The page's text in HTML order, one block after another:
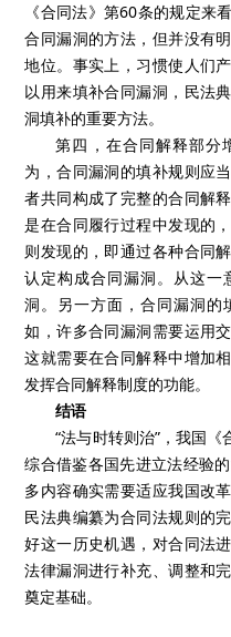
《合同法》第60条的规定来
合同漏洞的方法，但并没有
地位。事实上，习惯使人们
以用来填补合同漏洞，民法
洞填补的重要方法。
第四，在合同解释部分
为，合同漏洞的填补规则应
者共同构成了完整的合同解
是在合同履行过程中发现的
则发现的，即通过各种合同
认定构成合同漏洞。从这一
洞。另一方面，合同漏洞的
如，许多合同漏洞需要运用
这就需要在合同解释中增加
发挥合同解释制度的功能。
结语
“法与时转则治”，我国《
综合借鉴各国先进立法经验
多内容确实需要适应我国改
民法典编纂为合同法规则的
好这一历史机遇，对合同法
法律漏洞进行补充、调整和
奠定基础。